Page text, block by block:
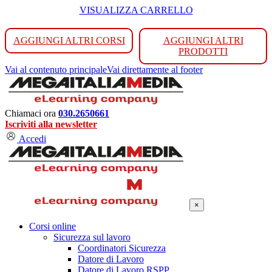
VISUALIZZA CARRELLO
AGGIUNGI ALTRI CORSI
AGGIUNGI ALTRI
PRODOTTI
Vai al contenuto principaleVai direttamente al footer
Chiamaci ora 030.2650661
Iscriviti alla newsletter
Accedi
×
Corsi online
Sicurezza sul lavoro
Coordinatori Sicurezza
Datore di Lavoro
Datore di Lavoro RSPP